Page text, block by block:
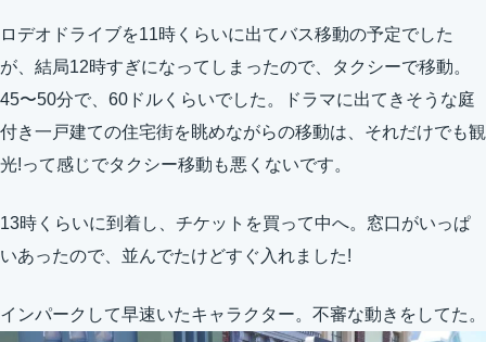
ロデオドライブを11時くらいに出てバス移動の予定でした
が、結局12時すぎになってしまったので、タクシーで移動。
45〜50分で、60ドルくらいでした。ドラマに出てきそうな庭
付き一戸建ての住宅街を眺めながらの移動は、それだけでも観
光!って感じでタクシー移動も悪くないです。
13時くらいに到着し、チケットを買って中へ。窓口がいっぱ
いあったので、並んでたけどすぐ入れました!
インパークして早速いたキャラクター。不審な動きをしてた。